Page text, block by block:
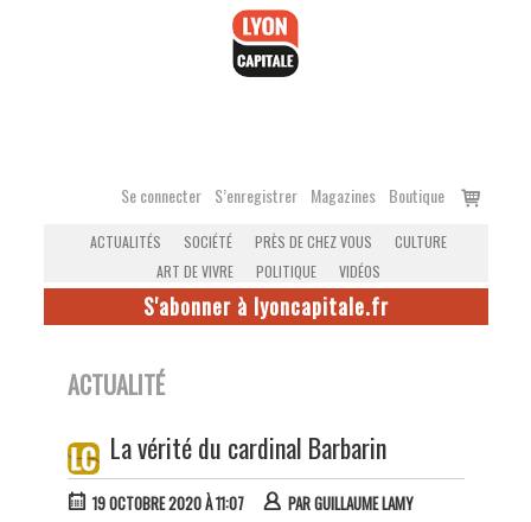
Se connecter S’enregistrer Magazines Boutique
Voir
ACTUALITÉS SOCIÉTÉ PRÈS DE CHEZ VOUS
CULTURE
ART DE VIVRE
POLITIQUE VIDÉOS
S'abonner à lyoncapitale.fr
ACTUALITÉ
La vérité du cardinal Barbarin
19 OCTOBRE 2020 À 11:07 PARGUILLAUME LAMY